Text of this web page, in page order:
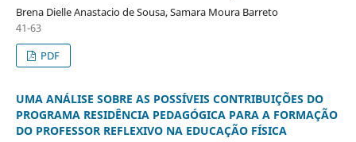
Brena Dielle Anastacio de Sousa, Samara Moura Barreto
41-63
PDF
UMA ANÁLISE SOBRE AS POSSÍVEIS CONTRIBUIÇÕES DO
PROGRAMA RESIDÊNCIA PEDAGÓGICA PARA A FORMAÇÃO
DO PROFESSOR REFLEXIVO NA EDUCAÇÃO FÍSICA